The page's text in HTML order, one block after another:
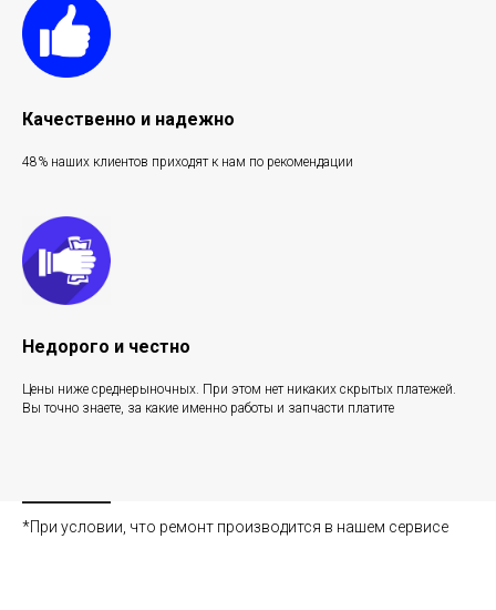
Качественно и надежно
48% наших клиентов приходят к нам по рекомендации
Недорого и честно
Цены ниже среднерыночных. При этом нет никаких скрытых платежей.
Вы точно знаете, за какие именно работы и запчасти платите
*При условии, что ремонт производится в нашем сервисе